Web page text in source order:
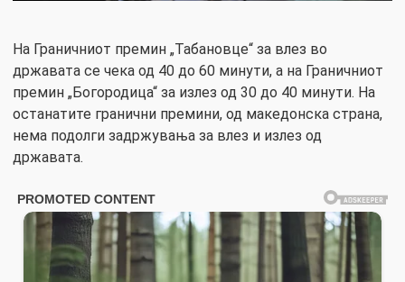
На Граничниот премин „Табановце“ за влез во
државата се чека од 40 до 60 минути, а на Граничниот
премин „Богородица“ за излез од 30 до 40 минути. На
останатите гранични премини, од македонска страна,
нема подолги задржувања за влез и излез од
државата.